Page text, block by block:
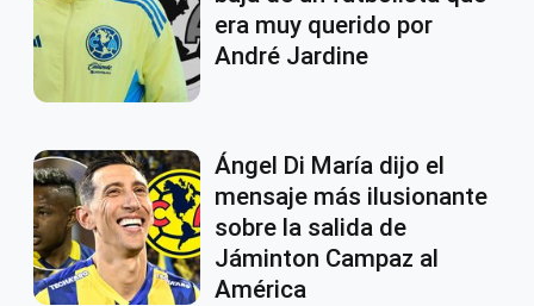
era muy querido por
André Jardine
Ángel Di María dijo el
mensaje más ilusionante
sobre la salida de
Jáminton Campaz al
América